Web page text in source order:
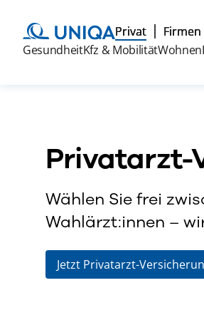
Privat Firmen
GesundheitKfz & MobilitätWohnen
Privatarzt-
Wählen Sie frei
Wahlärzt:innen –
Jetzt Privatarzt-